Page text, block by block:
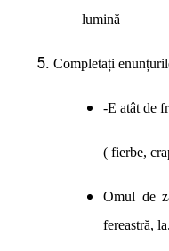
Completați
-E atât de
( fierbe,
Omul de
fereastră,